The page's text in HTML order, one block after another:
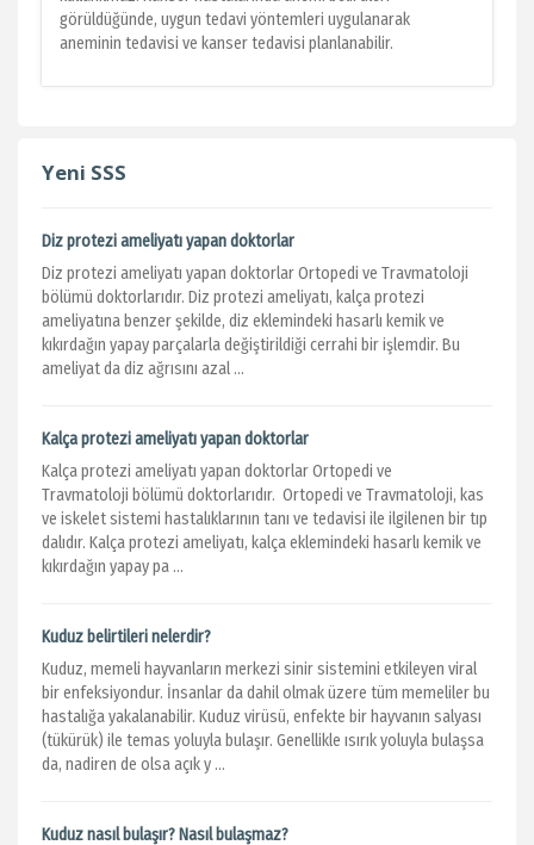
görüldüğünde, uygun tedavi yöntemleri uygulanarak
aneminin tedavisi ve kanser tedavisi planlanabilir.
Yeni SSS
Diz protezi ameliyatı yapan doktorlar
Diz protezi ameliyatı yapan doktorlar Ortopedi ve Travmatoloji
bölümü doktorlarıdır. Diz protezi ameliyatı, kalça protezi
ameliyatına benzer şekilde, diz eklemindeki hasarlı kemik ve
kıkırdağın yapay parçalarla değiştirildiği cerrahi bir işlemdir. Bu
ameliyat da diz ağrısını azal ...
Kalça protezi ameliyatı yapan doktorlar
Kalça protezi ameliyatı yapan doktorlar Ortopedi ve
Travmatoloji bölümü doktorlarıdır. Ortopedi ve Travmatoloji, kas
ve iskelet sistemi hastalıklarının tanı ve tedavisi ile ilgilenen bir tıp
dalıdır. Kalça protezi ameliyatı, kalça eklemindeki hasarlı kemik ve
kıkırdağın yapay pa ...
Kuduz belirtileri nelerdir?
Kuduz, memeli hayvanların merkezi sinir sistemini etkileyen viral
bir enfeksiyondur. İnsanlar da dahil olmak üzere tüm memeliler bu
hastalığa yakalanabilir. Kuduz virüsü, enfekte bir hayvanın salyası
(tükürük) ile temas yoluyla bulaşır. Genellikle ısırık yoluyla bulaşsa
da, nadiren de olsa açık y ...
Kuduz nasıl bulaşır? Nasıl bulaşmaz?